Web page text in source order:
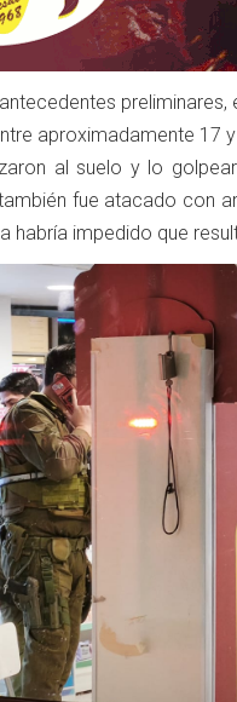
aproximadamente 17
al suelo y lo
fue atacado con
habría impedido que